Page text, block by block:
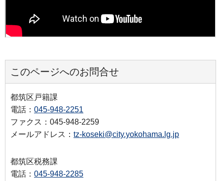
このページへのお問合せ
都筑区戸籍課
電話： 045-948-2251
ファクス：045-948-2259
メールアドレス： tz-koseki@city.yokohama.lg.jp
都筑区税務課
電話： 045-948-2285